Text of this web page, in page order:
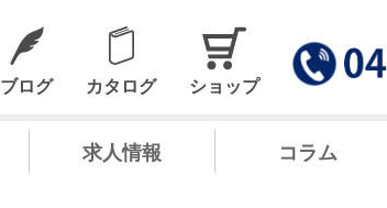
ブログ カタログ ショップ
求人情報 コラム